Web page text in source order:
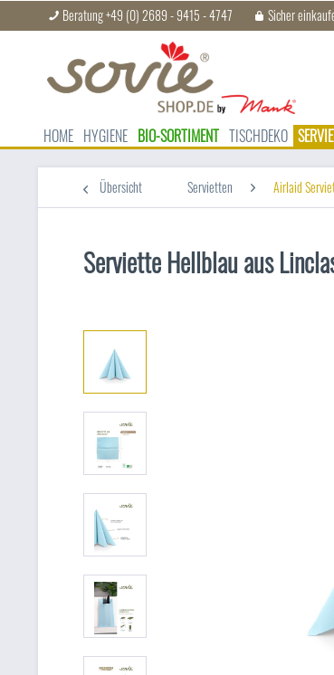
Beratung +49 (0) 2689 - 9415 - 4747 Sicher
HOME HYGIENE BIO-SORTIMENT TISCHDEKO
Übersicht Servietten Airlaid
Serviette Hellblau aus